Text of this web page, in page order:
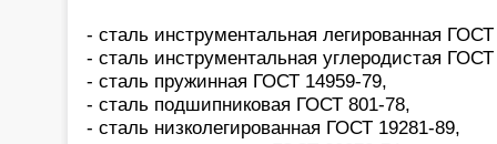
- сталь инструментальная легированная
- сталь инструментальная углеродистая
- сталь пружинная ГОСТ 14959-79,
- сталь подшипниковая ГОСТ 801-78,
- сталь низколегированная ГОСТ 19281-89,